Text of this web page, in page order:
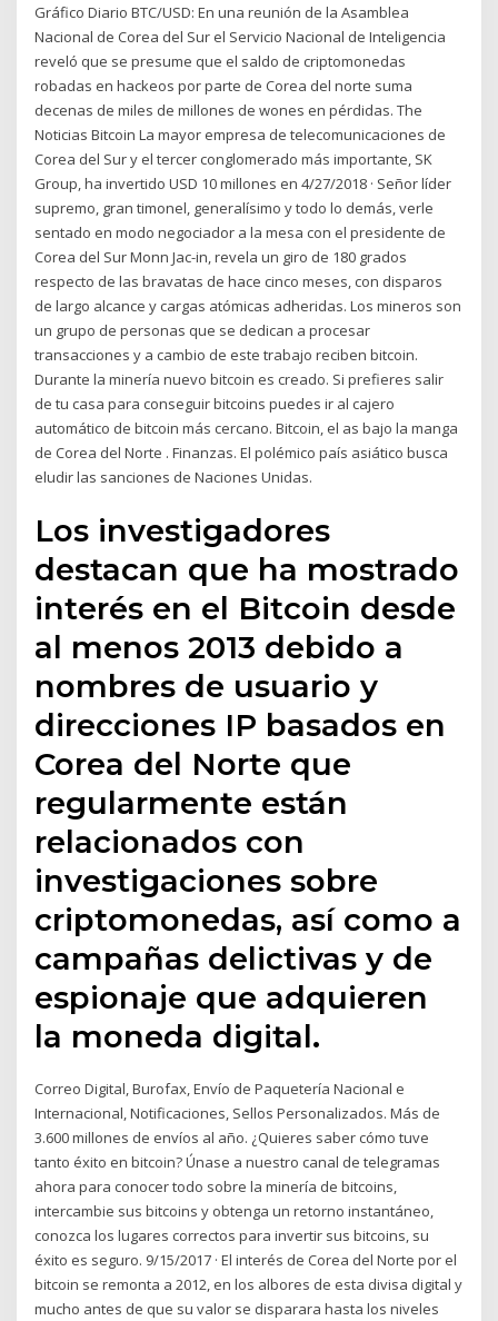
Gráfico Diario BTC/USD: En una reunión de la Asamblea
Nacional de Corea del Sur el Servicio Nacional de Inteligencia
reveló que se presume que el saldo de criptomonedas
robadas en hackeos por parte de Corea del norte suma
decenas de miles de millones de wones en pérdidas. The
Noticias Bitcoin La mayor empresa de telecomunicaciones de
Corea del Sur y el tercer conglomerado más importante, SK
Group, ha invertido USD 10 millones en 4/27/2018 · Señor líder
supremo, gran timonel, generalísimo y todo lo demás, verle
sentado en modo negociador a la mesa con el presidente de
Corea del Sur Monn Jac-in, revela un giro de 180 grados
respecto de las bravatas de hace cinco meses, con disparos
de largo alcance y cargas atómicas adheridas. Los mineros son
un grupo de personas que se dedican a procesar
transacciones y a cambio de este trabajo reciben bitcoin.
Durante la minería nuevo bitcoin es creado. Si prefieres salir
de tu casa para conseguir bitcoins puedes ir al cajero
automático de bitcoin más cercano. Bitcoin, el as bajo la manga
de Corea del Norte . Finanzas. El polémico país asiático busca
eludir las sanciones de Naciones Unidas.
Los investigadores
destacan que ha mostrado
interés en el Bitcoin desde
al menos 2013 debido a
nombres de usuario y
direcciones IP basados en
Corea del Norte que
regularmente están
relacionados con
investigaciones sobre
criptomonedas, así como a
campañas delictivas y de
espionaje que adquieren
la moneda digital.
Correo Digital, Burofax, Envío de Paquetería Nacional e
Internacional, Notificaciones, Sellos Personalizados. Más de
3.600 millones de envíos al año. ¿Quieres saber cómo tuve
tanto éxito en bitcoin? Únase a nuestro canal de telegramas
ahora para conocer todo sobre la minería de bitcoins,
intercambie sus bitcoins y obtenga un retorno instantáneo,
conozca los lugares correctos para invertir sus bitcoins, su
éxito es seguro. 9/15/2017 · El interés de Corea del Norte por el
bitcoin se remonta a 2012, en los albores de esta divisa digital y
mucho antes de que su valor se disparara hasta los niveles